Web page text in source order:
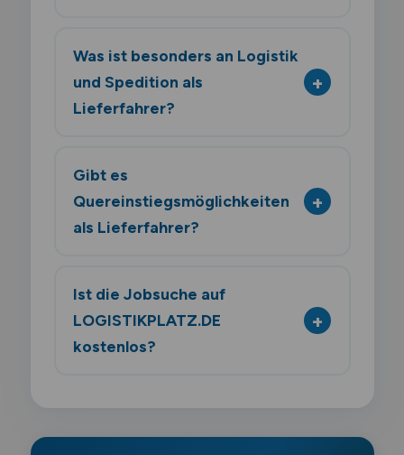
Was ist besonders an Logistik
und Spedition als
Lieferfahrer?
Gibt es
Quereinstiegsmöglichkeiten
als Lieferfahrer?
Ist die Jobsuche auf
LOGISTIKPLATZ.DE
kostenlos?